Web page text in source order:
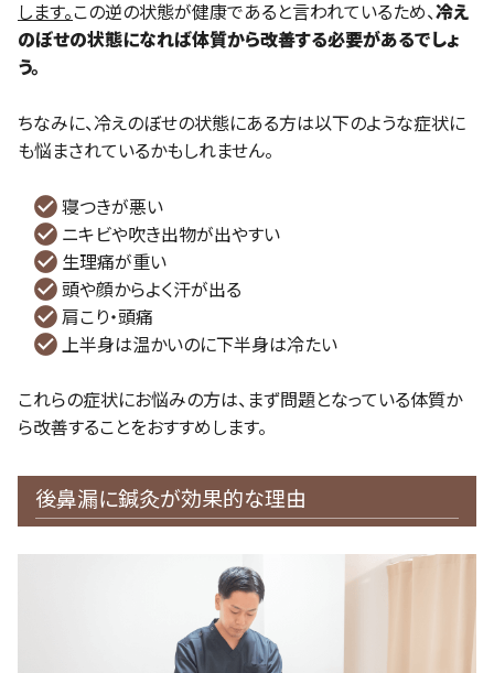
します。 この逆の状態が健康であると言われているため、冷え
のぼせの状態になれば体質から改善する必要があるでしょ
う。
ちなみに、冷えのぼせの状態にある方は以下のような症状に
も悩まされているかもしれません。
寝つきが悪い
ニキビや吹き出物が出やすい
生理痛が重い
頭や顔からよく汗が出る
肩こり・頭痛
上半身は温かいのに下半身は冷たい
これらの症状にお悩みの方は、まず問題となっている体質か
ら改善することをおすすめします。
後鼻漏に鍼灸が効果的な理由